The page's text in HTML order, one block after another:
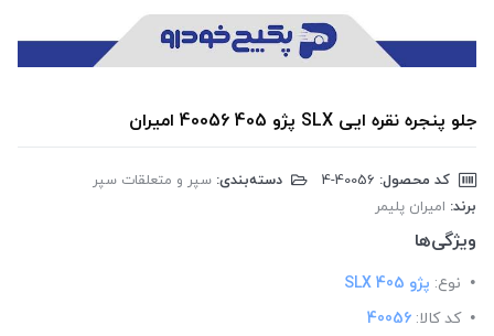
جلو پنجره نقره ایی SLX پژو 405 40056 امیران
کد محصول: دسته‌بندی: سپر و متعلقات سپر
برند: امیران پلیمر
ویژگی‌ها
نوع: پژو 405 SLX
کد کالا: 40056